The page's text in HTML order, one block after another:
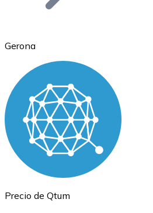
Ethereum
ETH
Gerona
Precio de Qtum